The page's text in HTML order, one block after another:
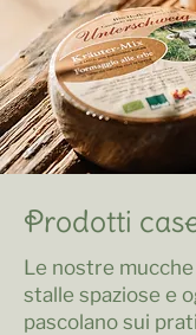
Prodotti
Le nostre
stalle spaziose e
pascolano sui